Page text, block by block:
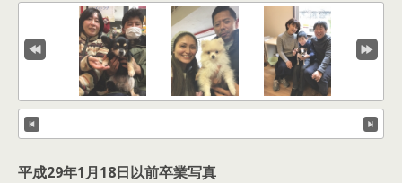
平成29年1月18日以前卒業写真